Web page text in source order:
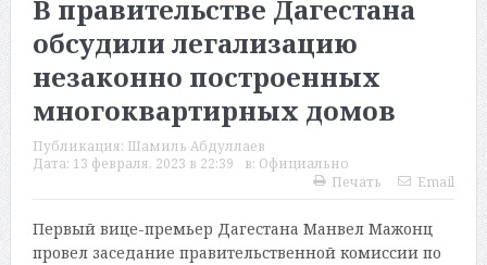
В правительстве Дагестана
обсудили легализацию
незаконно построенных
многоквартирных домов
Публикация: Шамиль Абдуллаев
Дата: 13 февраля, 2023 в 22:39 в: Официально
Печать
Email
Первый вице-премьер Дагестана Манвел Мажонц
провел заседание правительственной комиссии по